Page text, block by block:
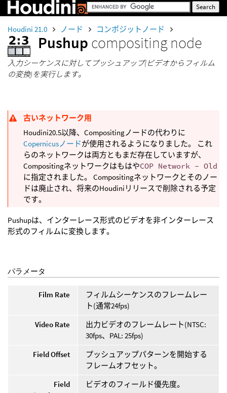
Houdini 21.0 ノード コンポジットノード
Pushup compositing node
入力シーケンスに対してプッシュアップ(ビデオからフィルム
の変換)を実行します。
古いネットワーク用
Houdini20.5以降、Compositingノードの代わりに
Copernicusノードが使用されるようになりました。 これ
らのネットワークは両方ともまだ存在していますが、
CompositingネットワークはもはやCOP Network - Old
に指定されました。 Compositingネットワークとそのノー
ドは廃止され、将来のHoudiniリリースで削除される予定
です。
Pushupは、インターレース形式のビデオを非インターレース
形式のフィルムに変換します。
パラメータ
Film Rate
フィルムシーケンスのフレームレー
ト(通常24fps)
Video Rate
出力ビデオのフレームレート(NTSC:
30fps、PAL: 25fps)
Field Offset
プッシュアップパターンを開始する
フレームオフセット。
Field
ビデオのフィールド優先度。